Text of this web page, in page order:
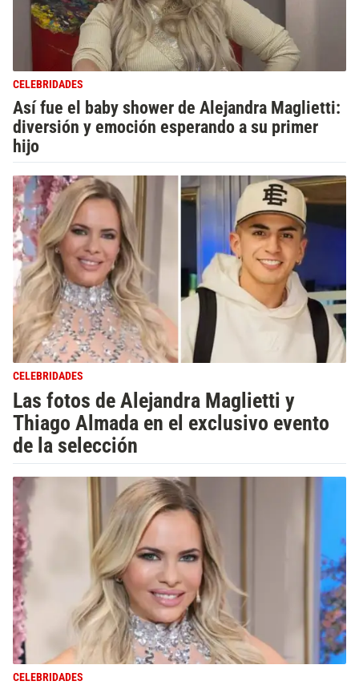
CELEBRIDADES
Así fue el baby shower de Alejandra Maglietti:
diversión y emoción esperando a su primer
hijo
CELEBRIDADES
Las fotos de Alejandra Maglietti y
Thiago Almada en el exclusivo evento
de la selección
CELEBRIDADES